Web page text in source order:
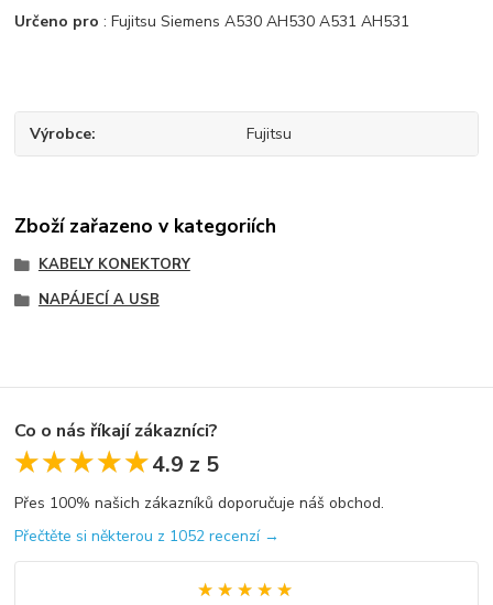
Určeno pro : Fujitsu Siemens A530 AH530 A531 AH531
Výrobce Fujitsu
Zboží zařazeno v kategoriích
KABELY KONEKTORY
NAPÁJECÍ A USB
Co o nás říkají zákazníci?
★★★★★
★★★★★4.9 z 5
Přes 100% našich zákazníků doporučuje náš obchod.
Přečtěte si některou z 1052 recenzí →
★★★★★
★★★★★